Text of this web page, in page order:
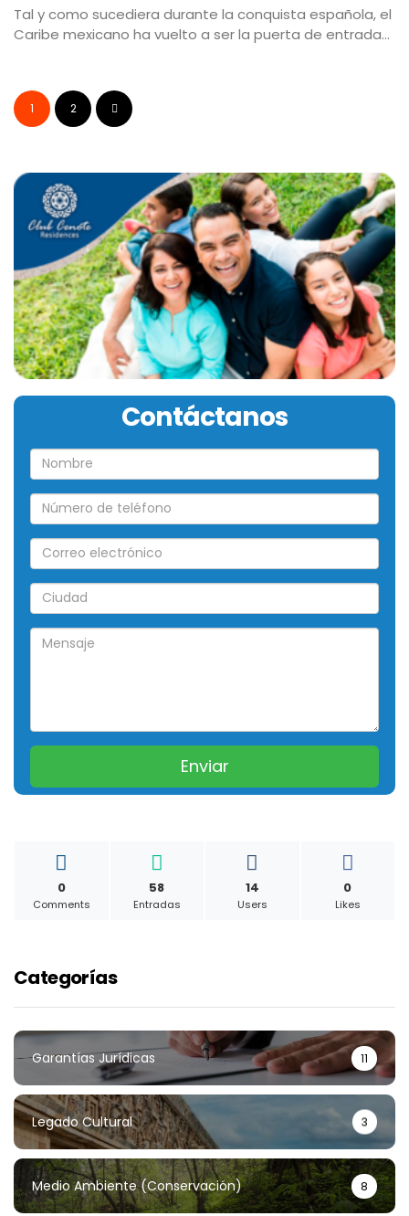
Tal y como sucediera durante la conquista española, el
Caribe mexicano ha vuelto a ser la puerta de entrada...
1 2
Contáctanos
0
Comments
58
Entradas
14
Users
0
Likes
Categorías
Garantías Jurídicas 11
Legado Cultural 3
Medio Ambiente (conservación) 8